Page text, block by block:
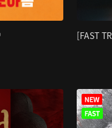
[FAST